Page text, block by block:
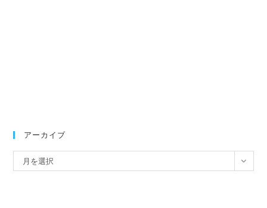
アーカイブ
ー
月を選択